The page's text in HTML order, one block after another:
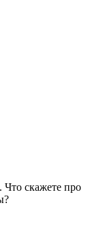
Что скажете про